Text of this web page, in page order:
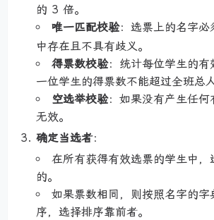
的 3 倍。
唯一匹配校验：选票上的名字必
中存在且不具有歧义。
得票数校验：统计每位学生的有
一位学生的得票数不能超过全班总
空选举校验：如果没有产生任何
无效。
确定当选者：
在所有获得有效选票的学生中，
的。
如果票数相同，则按照名字的字
序，选择排序靠前者。